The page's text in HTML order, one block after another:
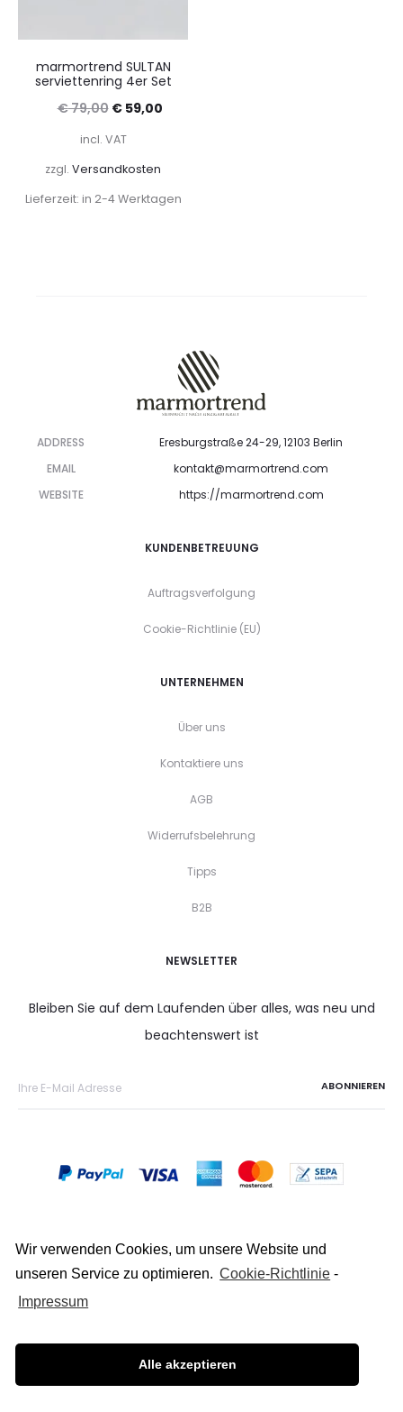
marmortrend SULTAN
serviettenring 4er Set
€79,00 Ursprünglicher
Preis
war:
€59,00Aktueller
incl. VAT
zzgl. Versandkosten
Lieferzeit: in 2-4 Werktagen
ADDRESS
Eresburgstraße 24-29, 12103 Berlin
EMAIL
kontakt@marmortrend.com
WEBSITE
https://marmortrend.com
KUNDENBETREUUNG
Auftragsverfolgung
Cookie-Richtlinie (EU)
UNTERNEHMEN
Über uns
Kontaktiere uns
AGB
Widerrufsbelehrung
Tipps
B2B
NEWSLETTER
Bleiben Sie auf dem Laufenden über alles, was neu und
beachtenswert ist
Datenschutz
Wir verwenden Cookies, um unsere Website und
unseren Service zu optimieren. Cookie-Richtlinie -
Impressum
Alle akzeptieren